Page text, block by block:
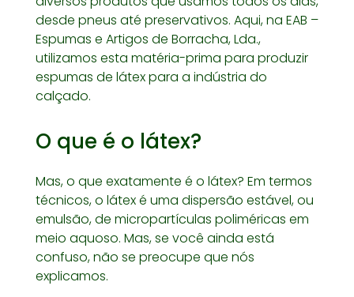
desde pneus até preservativos. Aqui, na EAB –
Espumas e Artigos de Borracha, Lda.,
utilizamos esta matéria-prima para produzir
espumas de látex para a indústria do
calçado.
O que é o látex?
Mas, o que exatamente é o látex? Em termos
técnicos, o látex é uma dispersão estável, ou
emulsão, de micropartículas poliméricas em
meio aquoso. Mas, se você ainda está
confuso, não se preocupe que nós
explicamos.